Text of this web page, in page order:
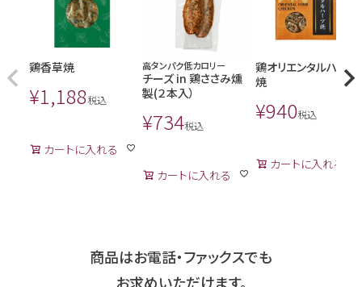
鶏香草焼
¥1,188税込
カートに入れる
高タンパク低カロリー
チーズ in 鶏ささみ燻
製(２本入）
¥734税込
カートに入れる
鶏オリエンタルハーブ
焼
¥940税込
カートに入れる
商品はお電話・ファックスでも
お求めいただけます。